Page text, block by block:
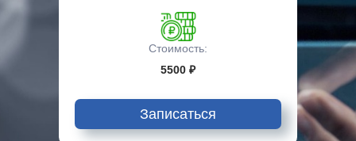
Стоимость:
5500 ₽
Записаться